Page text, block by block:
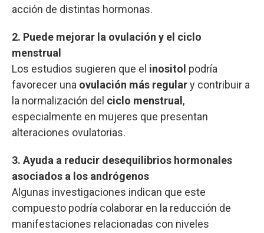
acción de distintas hormonas.
2. Puede mejorar la ovulación y el ciclo
menstrual
Los estudios sugieren que el inositol podría
favorecer una ovulación más regulary contribuir a
la normalización del ciclo menstrual ,
especialmente en mujeres que presentan
alteraciones ovulatorias.
3. Ayuda a reducir desequilibrios hormonales
asociados a los andrógenos
Algunas investigaciones indican que este
compuesto podría colaborar en la reducción de
manifestaciones relacionadas con niveles